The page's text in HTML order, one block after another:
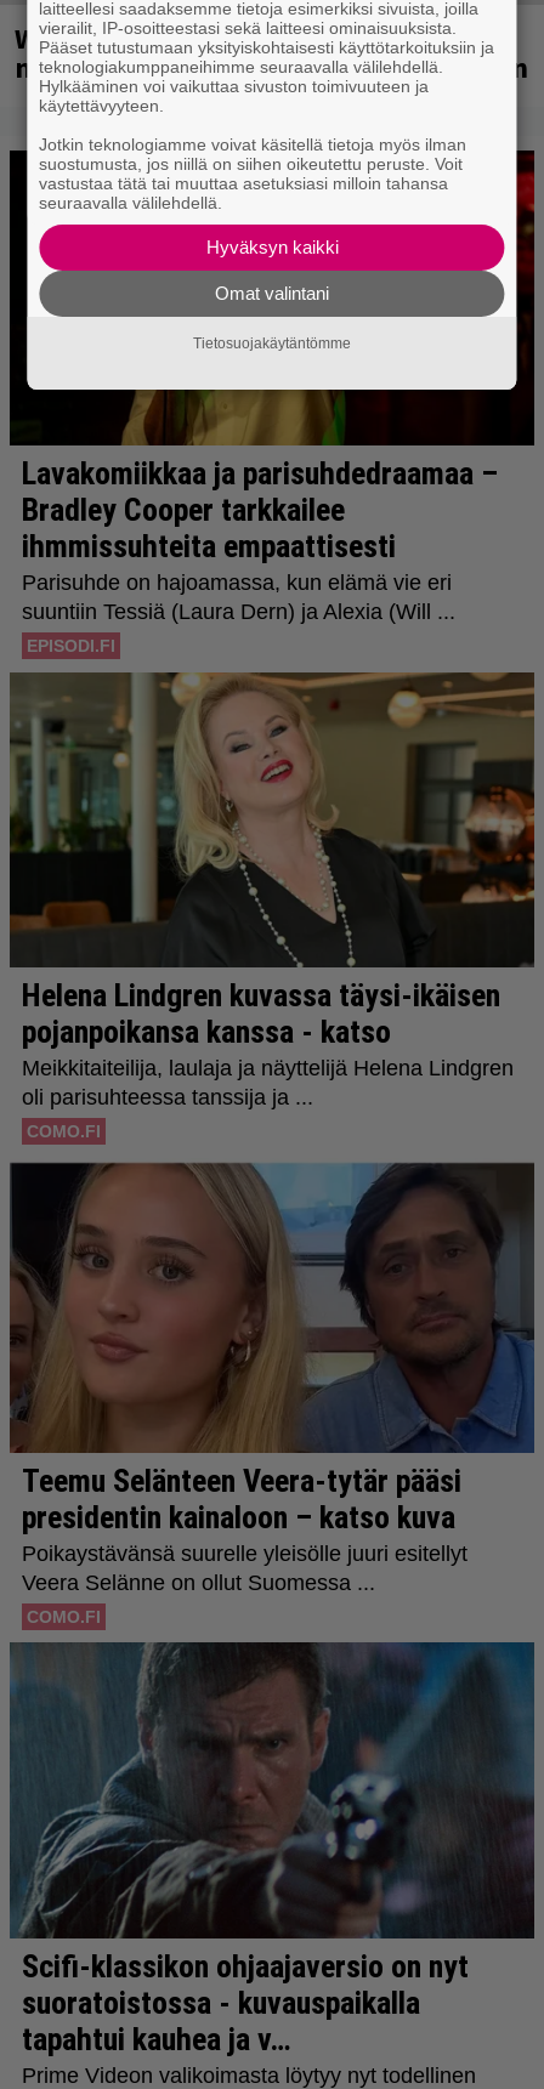
Weezer palaa Suomeen yli
neljännesvuosisadan odotuksen jälkeen
laitteellesi saadaksemme tietoja esimerkiksi sivuista, joilla
vierailit, IP-osoitteestasi sekä laitteesi ominaisuuksista.
Pääset tutustumaan yksityiskohtaisesti käyttötarkoituksiin ja
teknologiakumppaneihimme seuraavalla välilehdellä.
Hylkääminen voi vaikuttaa sivuston toimivuuteen ja
käytettävyyteen.
Jotkin teknologiamme voivat käsitellä tietoja myös ilman
suostumusta, jos niillä on siihen oikeutettu peruste. Voit
vastustaa tätä tai muuttaa asetuksiasi milloin tahansa
seuraavalla välilehdellä.
Hyväksyn kaikki
Omat valintani
Tietosuojakäytäntömme